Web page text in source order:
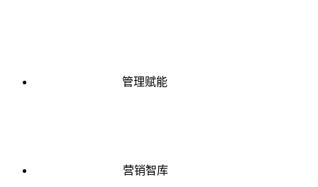
管理赋能
营销智库